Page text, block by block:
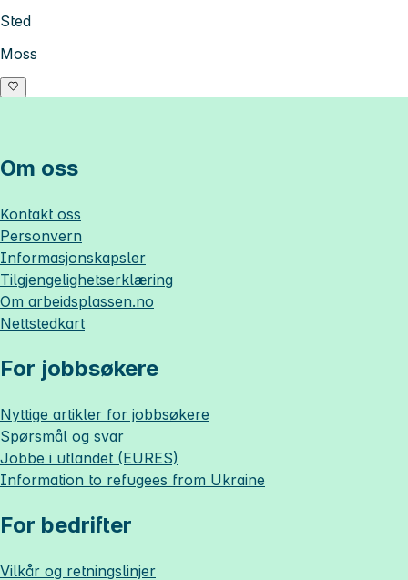
Sted
Moss
Om oss
Kontakt oss
Personvern
Informasjonskapsler
Tilgjengelighetserklæring
Om arbeidsplassen.no
Nettstedkart
For jobbsøkere
Nyttige artikler for jobbsøkere
Spørsmål og svar
Jobbe i utlandet (EURES)
Information to refugees from Ukraine
For bedrifter
Vilkår og retningslinjer